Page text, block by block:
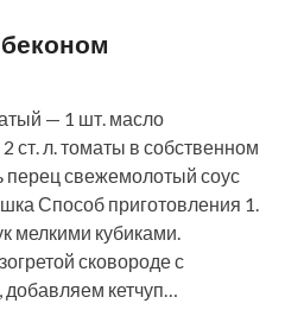
— 1 шт. масло
ст. л. томаты в собственном
перец свежемолотый соус
Способ приготовления 1.
мелкими кубиками.
сковороде с
кетчуп…